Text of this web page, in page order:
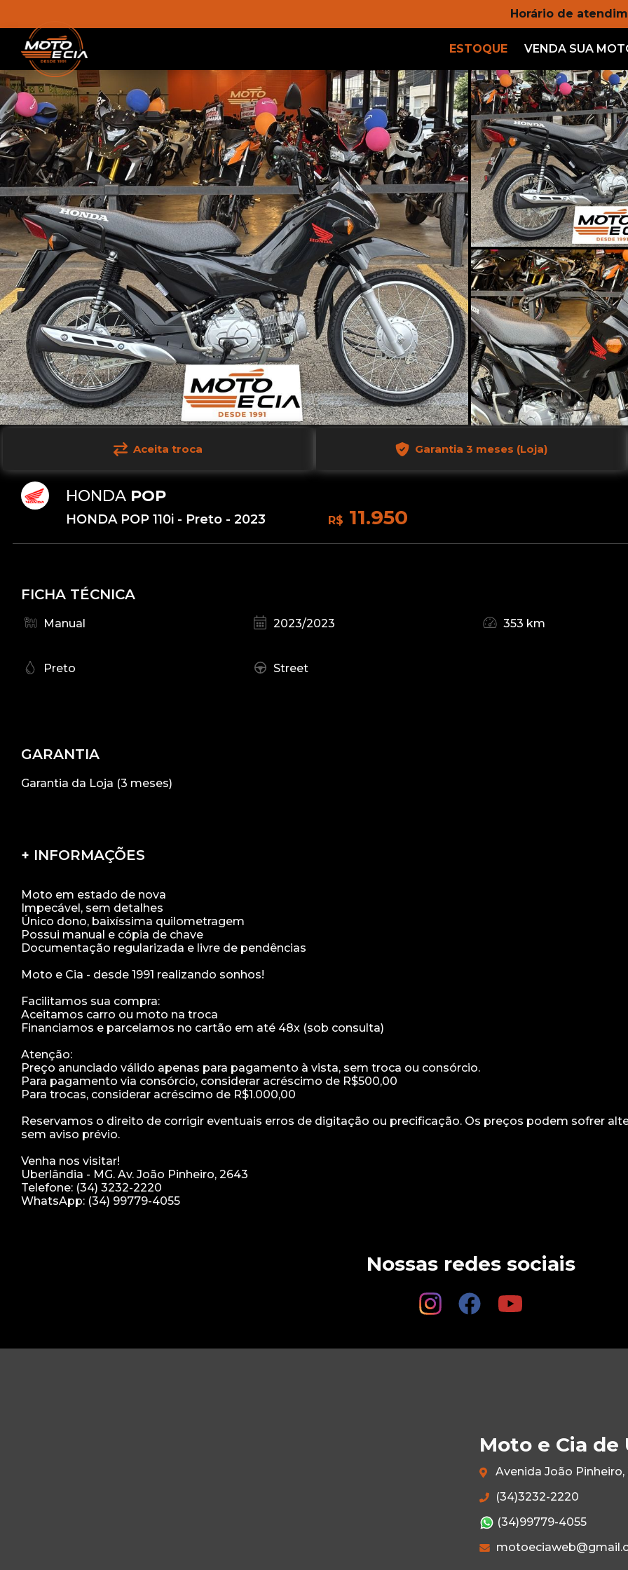
Horário de
ESTOQUE VENDA SUA
Aceita troca Garantia 3 meses (Loja)
HONDA POP
HONDA POP 110i - Preto - 2023 R$ 11.950
FICHA TÉCNICA
Manual 2023/2023 353 km
Preto Street
GARANTIA
Garantia da Loja (3 meses)
+ INFORMAÇÕES
Moto em estado de nova
Impecável, sem detalhes
Único dono, baixíssima quilometragem
Possui manual e cópia de chave
Documentação regularizada e livre de pendências
Moto e Cia - desde 1991 realizando sonhos!
Facilitamos sua compra:
Aceitamos carro ou moto na troca
Financiamos e parcelamos no cartão em até 48x (sob consulta)
Atenção:
Preço anunciado válido apenas para pagamento à vista, sem troca ou consórcio.
Para pagamento via consórcio, considerar acréscimo de R$500,00
Para trocas, considerar acréscimo de R$1.000,00
Reservamos o direito de corrigir eventuais erros de digitação ou precificação. Os preços podem sofrer
sem aviso prévio.
Venha nos visitar!
Uberlândia - MG. Av. João Pinheiro, 2643
Telefone: (34) 3232-2220
Nossas redes sociais
Moto e Cia de
Avenida João
(34)3232-2220
(34)99779-4055